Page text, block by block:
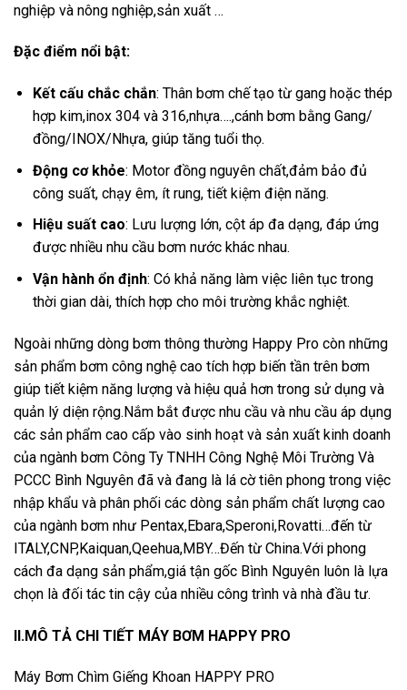
nghiệp và nông nghiệp,sản xuất …
Đặc điểm nổi bật:
Kết cấu chắc chắn: Thân bơm chế tạo từ gang hoặc thép
hợp kim,inox 304 và 316,nhựa….,cánh bơm bằng Gang/
đồng/INOX/Nhựa, giúp tăng tuổi thọ.
Động cơ khỏe: Motor đồng nguyên chất,đảm bảo đủ
công suất, chạy êm, ít rung, tiết kiệm điện năng.
Hiệu suất cao: Lưu lượng lớn, cột áp đa dạng, đáp ứng
được nhiều nhu cầu bơm nước khác nhau.
Vận hành ổn định: Có khả năng làm việc liên tục trong
thời gian dài, thích hợp cho môi trường khắc nghiệt.
Ngoài những dòng bơm thông thường Happy Pro còn những
sản phẩm bơm công nghệ cao tích hợp biến tần trên bơm
giúp tiết kiệm năng lượng và hiệu quả hơn trong sử dụng và
quản lý diện rộng.Nắm bắt được nhu cầu và nhu cầu áp dụng
các sản phẩm cao cấp vào sinh hoạt và sản xuất kinh doanh
của ngành bơm Công Ty TNHH Công Nghệ Môi Trường Và
PCCC Bình Nguyên đã và đang là lá cờ tiên phong trong việc
nhập khẩu và phân phối các dòng sản phẩm chất lượng cao
của ngành bơm như Pentax,Ebara,Speroni,Rovatti…đến từ
ITALY,CNP,Kaiquan,Qeehua,MBY…Đến từ China.Với phong
cách đa dạng sản phẩm,giá tận gốc Bình Nguyên luôn là lựa
chọn là đối tác tin cậy của nhiều công trình và nhà đầu tư.
II.MÔ TẢ CHI TIẾT MÁY BƠM HAPPY PRO
Máy Bơm Chìm Giếng Khoan HAPPY PRO